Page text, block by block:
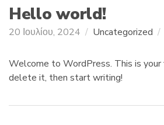
y
n
a
e
o
d
u
t
s
Hello world!
20 Ιουλίου, 2024 Uncategorized
Welcome to WordPress. This is
delete it, then start writing!